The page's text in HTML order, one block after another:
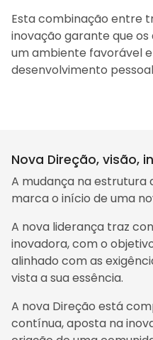
Esta combinação entre
inovação garante que
um ambiente favorável
desenvolvimento
Nova Direção, visão,
A mudança na estrutura
marca o início de uma
A nova liderança traz
inovadora, com o
alinhado com as
vista a sua essência.
A nova Direção está
contínua, aposta na